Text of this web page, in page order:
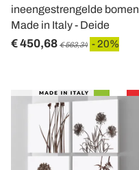
ineengestrengelde bomen
Made in Italy - Deide
€ 450,68 € 563,34 - 20%